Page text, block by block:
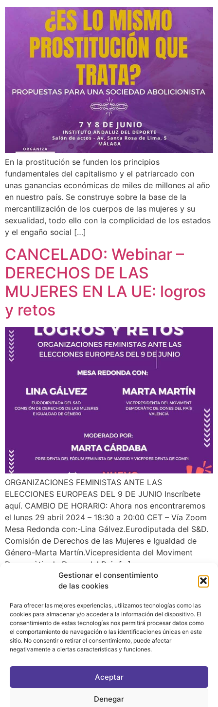
Gestionar el consentimiento
de las cookies
Para ofrecer las mejores experiencias, utilizamos tecnologías como las
cookies para almacenar y/o acceder a la información del dispositivo. El
consentimiento de estas tecnologías nos permitirá procesar datos como
el comportamiento de navegación o las identificaciones únicas en este
sitio. No consentir o retirar el consentimiento, puede afectar
negativamente a ciertas características y funciones.
Aceptar
Denegar
En la prostitución se funden los principios
fundamentales del capitalismo y el patriarcado con
unas ganancias económicas de miles de millones al año
en nuestro país. Se construye sobre la base de la
mercantilización de los cuerpos de las mujeres y su
sexualidad, todo ello con la complicidad de los estados
y el engaño social […]
CANCELADO: Webinar –
DERECHOS DE LAS
MUJERES EN LA UE: logros
y retos
ORGANIZACIONES FEMINISTAS ANTE LAS
ELECCIONES EUROPEAS DEL 9 DE JUNIO Inscríbete
aquí. CAMBIO DE HORARIO: Ahora nos encontraremos
el lunes 29 abril 2024 – 18:30 a 20:00 CET – Vía Zoom
Mesa Redonda con:-Lina Gálvez.Eurodiputada del S&D.
Comisión de Derechos de las Mujeres e Igualdad de
Género-Marta Martín.Vicepresidenta del Moviment
Democràtic de Dones del País […]
ASOCIATE AL FÓRUM
C/ BRAVO MURILLO, 4 DESPACHO 5. 28015 MADRID